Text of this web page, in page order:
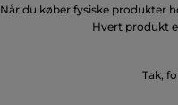
Når du køber fysiske produkter
Hvert produkt
Tak,